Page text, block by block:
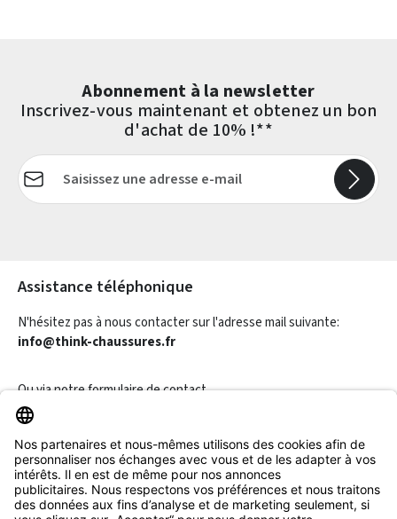
Abonnement à la newsletter
Inscrivez-vous maintenant et obtenez un bon
d'achat de 10% !**
Adresse e-mail*
Assistance téléphonique
N'hésitez pas à nous contacter sur l'adresse mail suivante:
info@think-chaussures.fr
Ou via notreformulaire de contact.
Révoquer un contrat
Informations